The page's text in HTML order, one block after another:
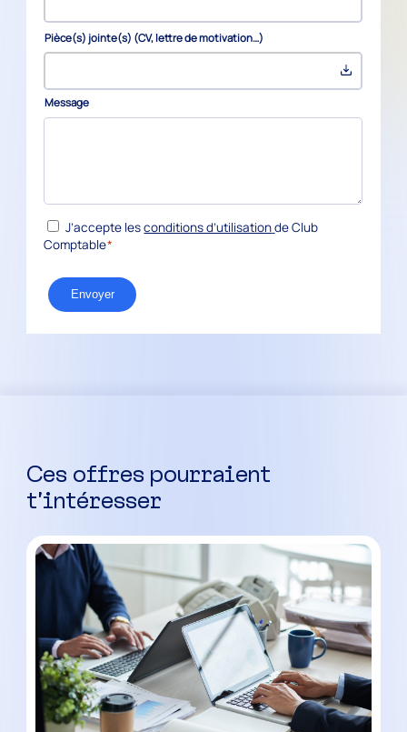
Pièce(s) jointe(s) (CV, lettre de motivation…)
Message
RGPD*
J’accepte lesconditions d’utilisationde Club
Comptable*
Envoyer
Ces offres pourraient
t’intéresser